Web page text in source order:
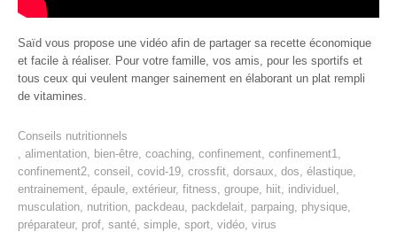
Saïd vous propose une vidéo afin de partager sa recette économique
et facile à réaliser. Pour votre famille, vos amis, pour les sportifs et
tous ceux qui veulent manger sainement en élaborant un plat rempli
de vitamines.
Conseils nutritionnels
, alimentation, bien-être, coaching, confinement, confinement1,
confinement2, conseil , covid-19, crossfit, dorsaux, dos, élastique,
entrainement, épaule, extérieur, fitness, groupe, hiit, individuel ,
musculation, nutrition, packdeau, packdelait, parpaing, physique,
préparateur, prof, santé, simple, sport, vidéo, virus